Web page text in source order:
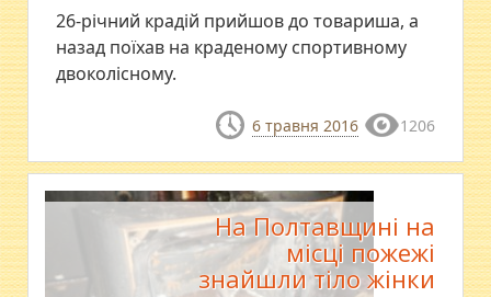
26-річний крадій прийшов до товариша, а
назад поїхав на краденому спортивному
двоколісному.
6 травня 2016 1206
На Полтавщині на
місці пожежі
знайшли тіло жінки